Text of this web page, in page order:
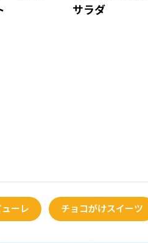
サラダ
ューレ チョコがけスイーツ